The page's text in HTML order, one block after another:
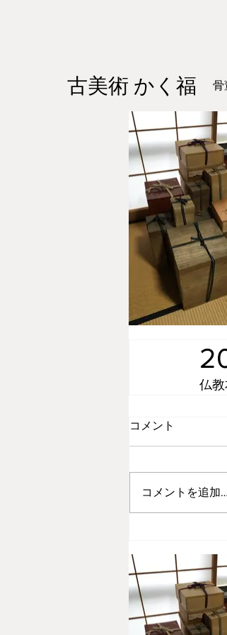
古美術 かく福 骨
仏
コメント
コメントを追加…